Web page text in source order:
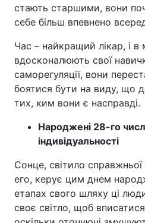
стають старшими, вони
себе більш впевнено
Час – найкращий лікар, і в
вдосконалюють свої
саморегуляції, вони
боятися бути на виду, що
тих, ким вони є насправді.
Народжені 28-го
індивідуальності
Сонце, світило справжньої
его, керує цим днем
етапах свого шляху ці
своє світло, щоб